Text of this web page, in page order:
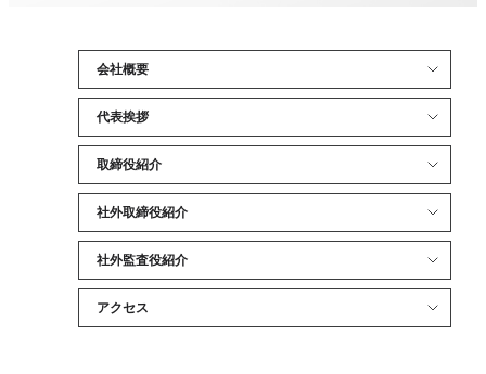
会社概要
代表挨拶
取締役紹介
社外取締役紹介
社外監査役紹介
アクセス